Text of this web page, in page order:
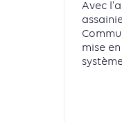
Avec
mise